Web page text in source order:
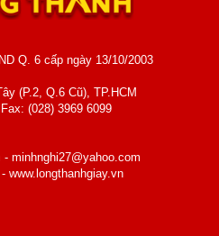
Q. 6 cấp ngày 13/10/2003
(P.2, Q.6 Cũ), TP.HCM
(028) 3969 6099
minhnghi27@yahoo.com
www.longthanhgiay.vn